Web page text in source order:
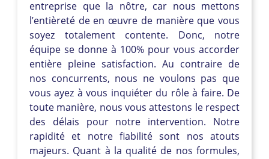
entreprise que la nôtre, car nous mettons
l’entièreté de en œuvre de manière que vous
soyez totalement contente. Donc, notre
équipe se donne à 100% pour vous accorder
entière pleine satisfaction. Au contraire de
nos concurrents, nous ne voulons pas que
vous ayez à vous inquiéter du rôle à faire. De
toute manière, nous vous attestons le respect
des délais pour notre intervention. Notre
rapidité et notre fiabilité sont nos atouts
majeurs. Quant à la qualité de nos formules,